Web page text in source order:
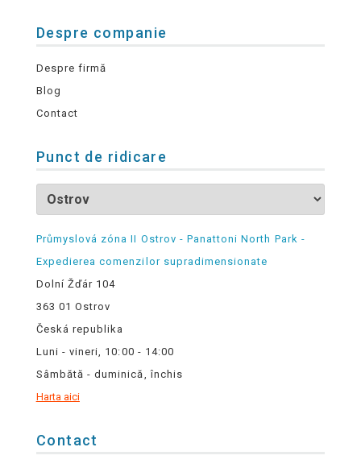
Despre companie
Despre firmă
Blog
Contact
Punct de ridicare
Průmyslová zóna II Ostrov - Panattoni North Park -
Expedierea comenzilor supradimensionate
Dolní Žďár 104
363 01 Ostrov
Česká republika
Luni - vineri, 10:00 - 14:00
Sâmbătă - duminică, închis
Harta aici
Contact